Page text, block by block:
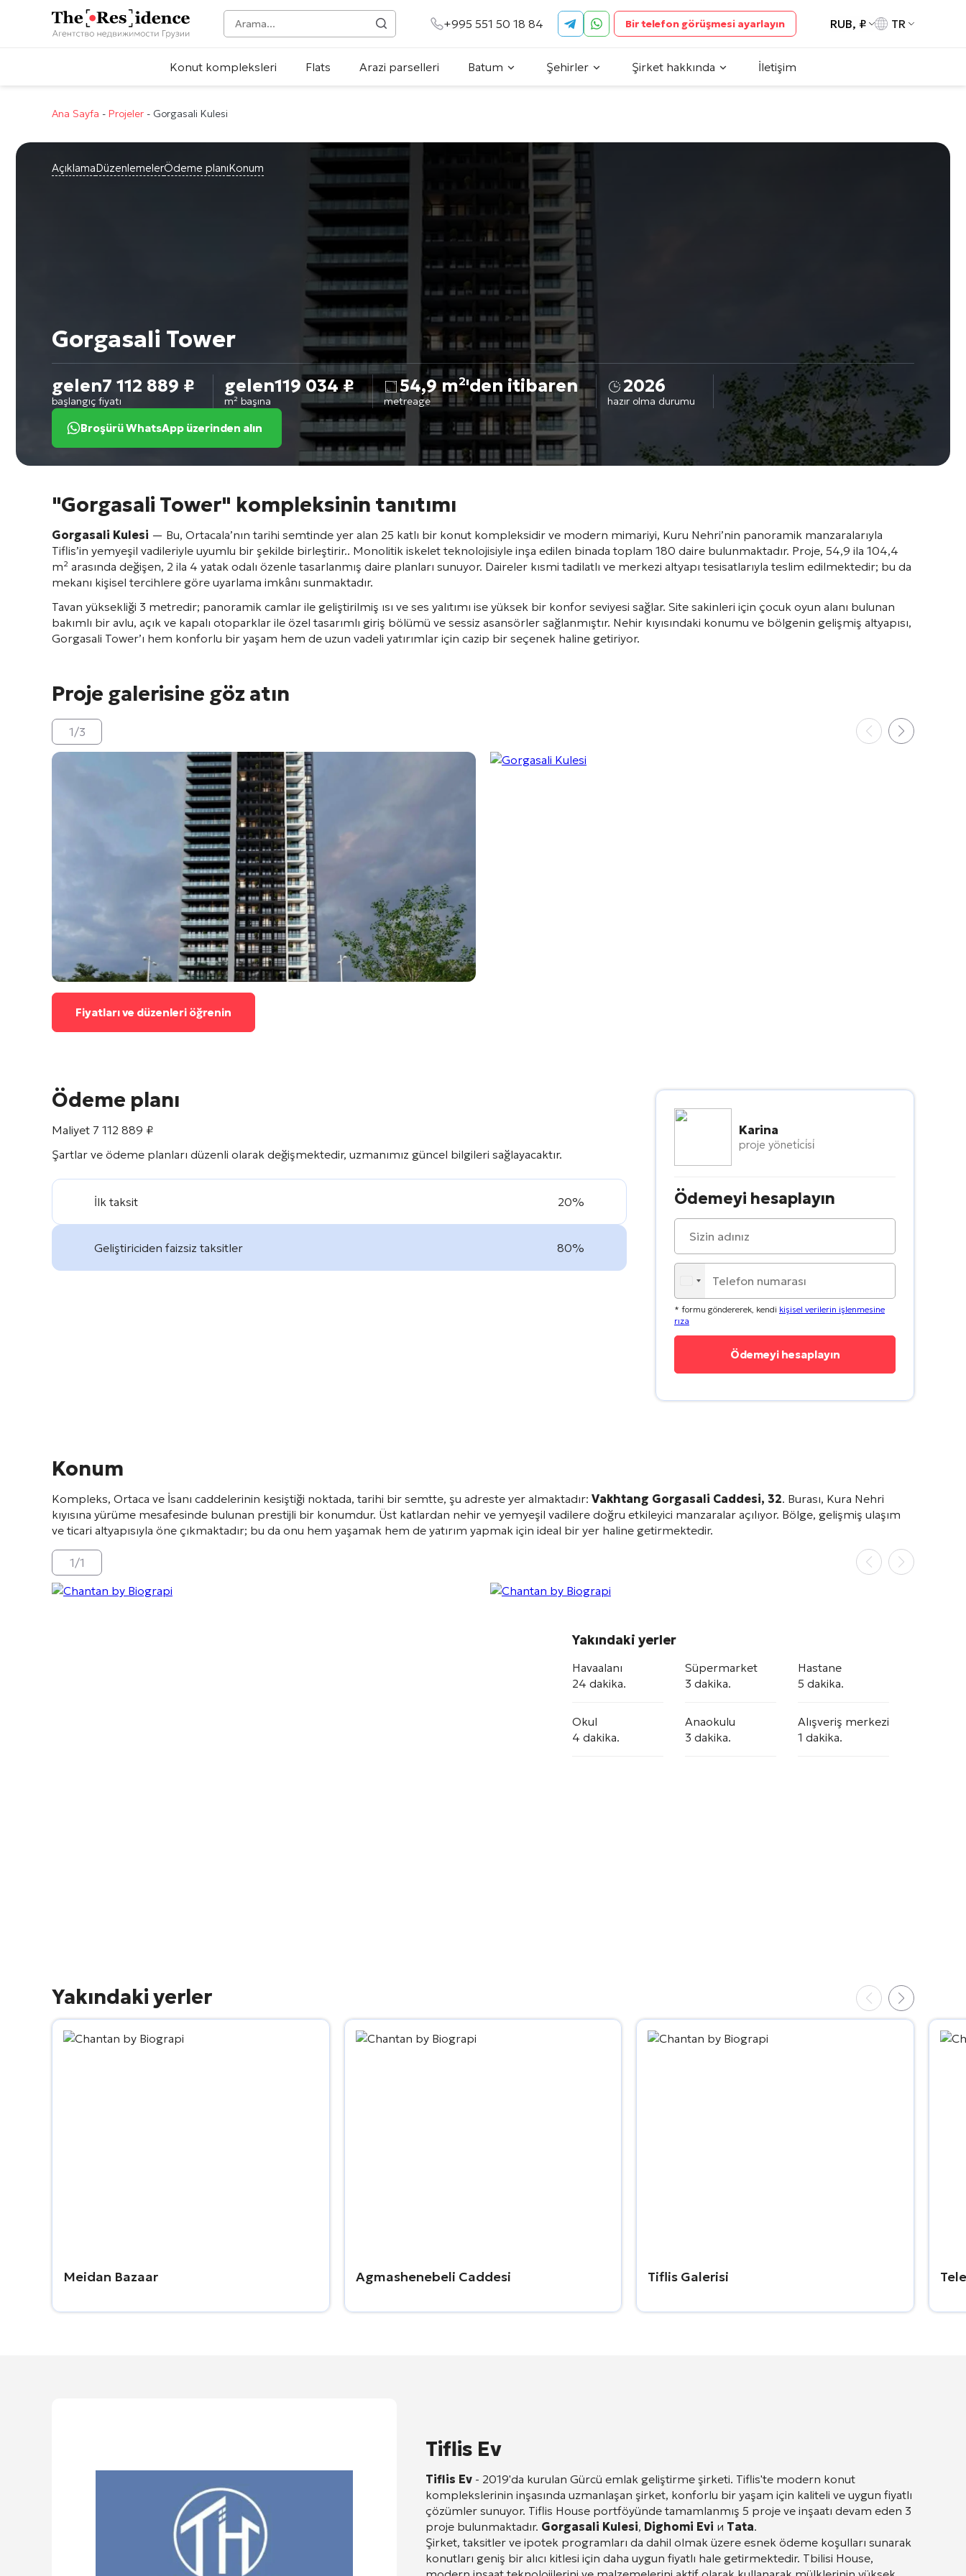
+995 551 50 18 84 Bir telefon görüşmesi ayarlayın RUB, ₽ TR
Konut kompleksleri Flats Arazi parselleri Batum Şehirler Şirket hakkında İletişim
Ana Sayfa - Projeler - Gorgasali Kulesi
AçıklamaDüzenlemelerÖdeme planıKonum
Gorgasali Tower
gelen7 112 889 ₽
başlangıç fiyatı
gelen119 034₽
m² başına
54,9 m²'den itibaren
metreage
2026
hazır olma durumu
Broşürü WhatsApp üzerinden alın
"Gorgasali Tower" kompleksinin tanıtımı
Gorgasali Kulesi — Bu, Ortacala’nın tarihi semtinde yer alan 25 katlı bir konut kompleksidir ve modern mimariyi, Kuru Nehri’nin panoramik manzaralarıyla
Tiflis’in yemyeşil vadileriyle uyumlu bir şekilde birleştirir.. Monolitik iskelet teknolojisiyle inşa edilen binada toplam 180 daire bulunmaktadır. Proje, 54,9 ila 104,4
m² arasında değişen, 2 ila 4 yatak odalı özenle tasarlanmış daire planları sunuyor. Daireler kısmi tadilatlı ve merkezi altyapı tesisatlarıyla teslim edilmektedir; bu da
mekanı kişisel tercihlere göre uyarlama imkânı sunmaktadır.
Tavan yüksekliği 3 metredir; panoramik camlar ile geliştirilmiş ısı ve ses yalıtımı ise yüksek bir konfor seviyesi sağlar. Site sakinleri için çocuk oyun alanı bulunan
bakımlı bir avlu, açık ve kapalı otoparklar ile özel tasarımlı giriş bölümü ve sessiz asansörler sağlanmıştır. Nehir kıyısındaki konumu ve bölgenin gelişmiş altyapısı,
Gorgasali Tower’ı hem konforlu bir yaşam hem de uzun vadeli yatırımlar için cazip bir seçenek haline getiriyor.
Proje galerisine göz atın
1/3
Fiyatları ve düzenleri öğrenin
Ödeme planı
Maliyet 7 112 889 ₽
Şartlar ve ödeme planları düzenli olarak değişmektedir, uzmanımız güncel bilgileri sağlayacaktır.
İlk taksit 20%
Geliştiriciden faizsiz taksitler 80%
Karina
proje yöneti̇ci̇si̇
Ödemeyi hesaplayın
* formu göndererek, kendi kişisel verilerin işlenmesine
rıza
Konum
Kompleks, Ortaca ve İsanı caddelerinin kesiştiği noktada, tarihi bir semtte, şu adreste yer almaktadır: Vakhtang Gorgasali Caddesi, 32. Burası, Kura Nehri
kıyısına yürüme mesafesinde bulunan prestijli bir konumdur. Üst katlardan nehir ve yemyeşil vadilere doğru etkileyici manzaralar açılıyor. Bölge, gelişmiş ulaşım
ve ticari altyapısıyla öne çıkmaktadır; bu da onu hem yaşamak hem de yatırım yapmak için ideal bir yer haline getirmektedir.
1/1
Yakındaki yerler
Havaalanı
24 dakika.
Süpermarket
3 dakika.
Hastane
5 dakika.
Okul
4 dakika.
Anaokulu
3 dakika.
Alışveriş merkezi
1 dakika.
Yakındaki yerler
Meidan Bazaar Agmashenebeli Caddesi Tiflis Galerisi
Tiflis Ev
Tiflis Ev - 2019'da kurulan Gürcü emlak geliştirme şirketi. Tiflis'te modern konut
komplekslerinin inşasında uzmanlaşan şirket, konforlu bir yaşam için kaliteli ve uygun fiyatlı
çözümler sunuyor. Tiflis House portföyünde tamamlanmış 5 proje ve inşaatı devam eden 3
proje bulunmaktadır. Gorgasali Kulesi, Dighomi Evi и Tata.
Şirket, taksitler ve ipotek programları da dahil olmak üzere esnek ödeme koşulları sunarak
konutları geniş bir alıcı kitlesi için daha uygun fiyatlı hale getirmektedir. Tbilisi House,